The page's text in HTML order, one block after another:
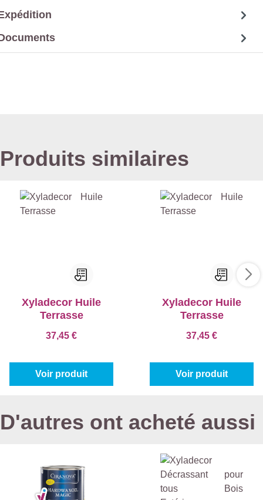
Produits similaires
Xyladecor Huile
Terrasse
37,45 €
Voir produit
Xyladecor Huile
Terrasse
37,45 €
Voir produit
D'autres ont acheté aussi